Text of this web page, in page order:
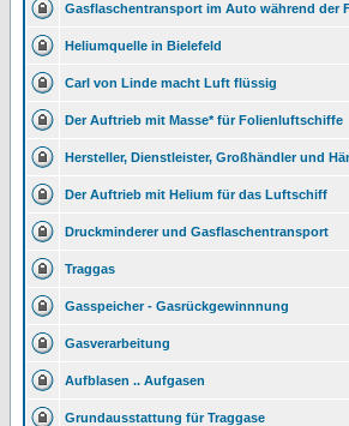
Gasflaschentransport im Auto während der
Heliumquelle in Bielefeld
Carl von Linde macht Luft flüssig
Der Auftrieb mit Masse* für Folienluftschiffe
Hersteller, Dienstleister, Großhändler und
Der Auftrieb mit Helium für das Luftschiff
Druckminderer und Gasflaschentransport
Traggas
Gasspeicher - Gasrückgewinnnung
Gasverarbeitung
Aufblasen .. Aufgasen
Grundausstattung für Traggase